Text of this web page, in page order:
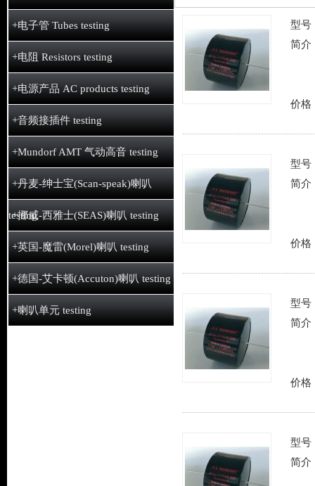
+电子管 Tubes testing
+电阻 Resistors testing
+电源产品 AC products testing
+音频接插件 testing
+Mundorf AMT 气动高音 testing
+丹麦-绅士宝(Scan-speak)喇叭
testing
+挪威-西雅士(SEAS)喇叭 testing
+英国-魔雷(Morel)喇叭 testing
+德国-艾卡顿(Accuton)喇叭 testing
+喇叭单元 testing
型号
简介
价格
型号
简介
价格
型号
简介
价格
型号
简介